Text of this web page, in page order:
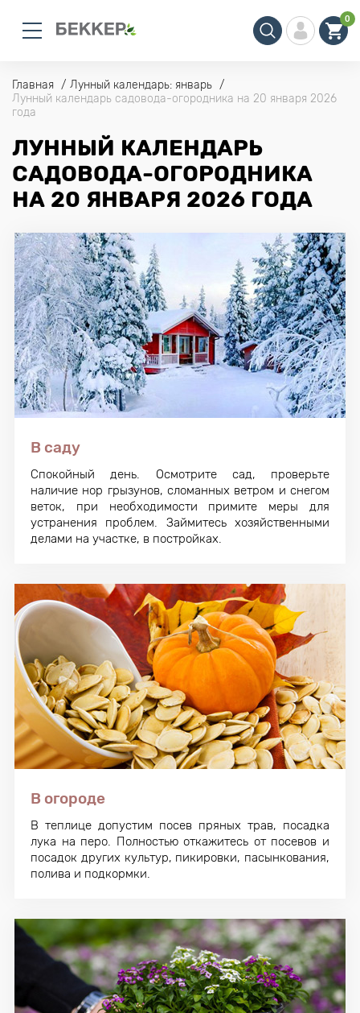
0
Главная
Лунный календарь: январь
Лунный календарь садовода-огородника на 20 января 2026
года
ЛУННЫЙ КАЛЕНДАРЬ
САДОВОДА-ОГОРОДНИКА
НА 20 ЯНВАРЯ 2026 ГОДА
В саду
Спокойный день. Осмотрите сад, проверьте
наличие нор грызунов, сломанных ветром и снегом
веток, при необходимости примите меры для
устранения проблем. Займитесь хозяйственными
делами на участке, в постройках.
В огороде
В теплице допустим посев пряных трав, посадка
лука на перо. Полностью откажитесь от посевов и
посадок других культур, пикировки, пасынкования,
полива и подкормки.